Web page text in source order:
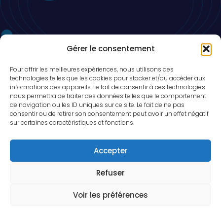
Gérer le consentement
Pour offrir les meilleures expériences, nous utilisons des
technologies telles que les cookies pour stocker et/ou accéder aux
informations des appareils. Le fait de consentir à ces technologies
nous permettra de traiter des données telles que le comportement
de navigation ou les ID uniques sur ce site. Le fait de ne pas
consentir ou de retirer son consentement peut avoir un effet négatif
sur certaines caractéristiques et fonctions.
Accepter
Refuser
Voir les préférences
Ne ratez rien, Restez actuel!
TonCanva est légalement reconnu par les autorités
béninoises sous le numéro N° 0100345-ABC le 17.07.2026,
République du Bénin. Copyright © 2026, Tout droit réservé aux